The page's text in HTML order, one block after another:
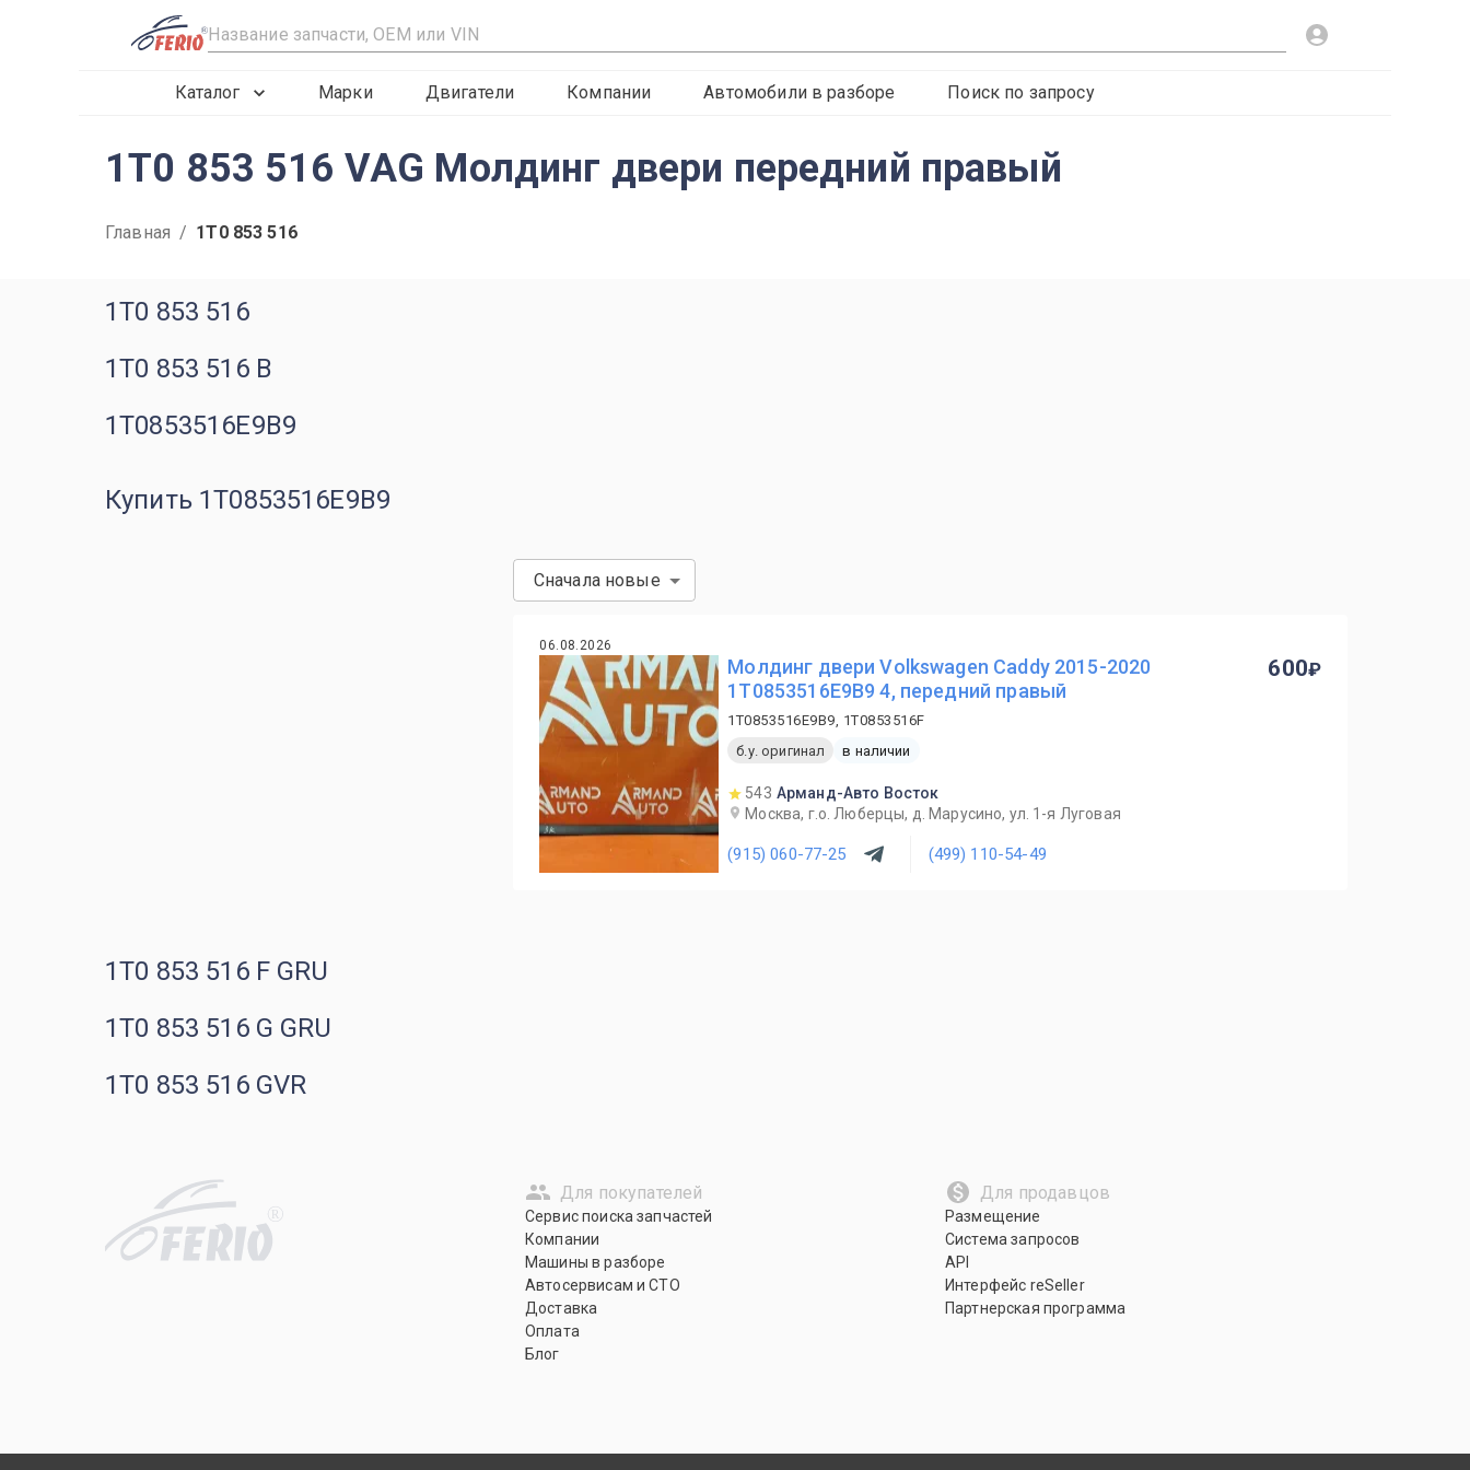
R
Каталог Марки Двигатели Компании Автомобили в разборе Поиск по запросу
1T0 853 516 VAG Молдинг двери передний правый
Главная / 1T0 853 516
1T0 853 516
1T0 853 516 B
1T0853516E9B9
Купить 1T0853516E9B9
Сначала новые
06.08.2026
Молдинг двери Volkswagen Caddy 2015-2020
1T0853516E9B9 4, передний правый
1T0853516E9B9, 1T0853516F
б.у. оригинал
в наличии
543 Арманд-Авто Восток
Москва, г.о. Люберцы, д. Марусино, ул. 1-я Луговая
(915) 060-77-25 (499) 110-54-49
600
1T0 853 516 F GRU
1T0 853 516 G GRU
1T0 853 516 GVR
R
Для покупателей
Сервис поиска запчастей
Компании
Машины в разборе
Автосервисам и СТО
Доставка
Оплата
Блог
Для продавцов
Размещение
Система запросов
API
Интерфейс reSeller
Партнерская программа